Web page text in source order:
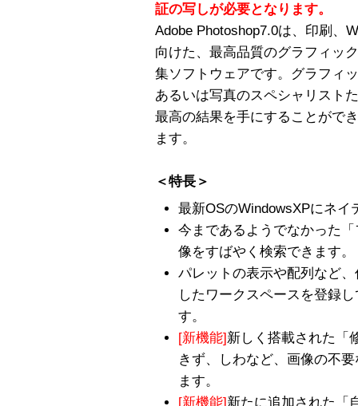
証の写しが必要となります。
Adobe Photoshop7.0は、印刷、
向けた、最高品質のグラフィッ
集ソフトウェアです。グラフィ
あるいは写真のスペシャリスト
最高の結果を手にすることがで
ます。
＜特長＞
最新OSのWindowsXPにネイ
今まであるようでなかった
像をすばやく検索できます。
パレットの表示や配列など
したワークスペースを登録
す。
[新機能]新しく搭載された「
きず、しわなど、画像の不
ます。
[新機能]新たに追加された「